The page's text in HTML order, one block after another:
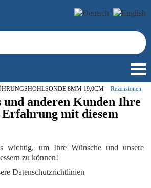
8MM 19,0CM Rezensionen
und anderen Kunden Ihre
mit diesem
wichtig, um Ihre Wünsche und unsere
zu können!
Datenschutzrichtlinien